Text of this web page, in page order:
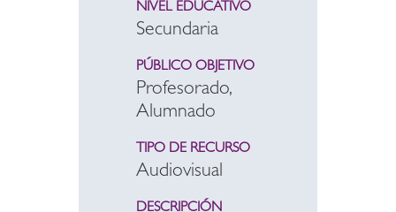
NIVEL EDUCATIVO
Secundaria
PÚBLICO OBJETIVO
Profesorado,
Alumnado
TIPO DE RECURSO
Audiovisual
DESCRIPCIÓN